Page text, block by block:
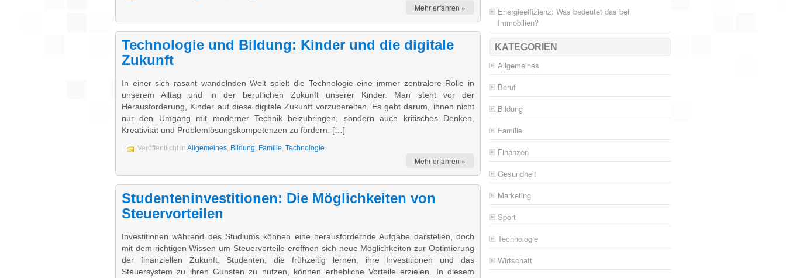
Mehr erfahren »
Technologie und Bildung: Kinder und die digitale
Zukunft
In einer sich rasant wandelnden Welt spielt die Technologie eine immer zentralere Rolle in
unserem Alltag und in der beruflichen Zukunft unserer Kinder. Man steht vor der
Herausforderung, Kinder auf diese digitale Zukunft vorzubereiten. Es geht darum, ihnen nicht
nur den Umgang mit moderner Technik beizubringen, sondern auch kritisches Denken,
Kreativität und Problemlösungskompetenzen zu fördern. […]
Veröffentlicht in Allgemeines, Bildung, Familie, Technologie
Mehr erfahren »
Studenteninvestitionen: Die Möglichkeiten von
Steuervorteilen
Investitionen während des Studiums können eine herausfordernde Aufgabe darstellen, doch
mit dem richtigen Wissen um Steuervorteile eröffnen sich neue Möglichkeiten zur Optimierung
der finanziellen Zukunft. Studenten, die frühzeitig lernen, ihre Investitionen und das
Steuersystem zu ihren Gunsten zu nutzen, können erhebliche Vorteile erzielen. In diesem
Energieeffizienz: Was bedeutet das bei
Immobilien?
KATEGORIEN
Allgemeines
Beruf
Bildung
Familie
Finanzen
Gesundheit
Marketing
Sport
Technologie
Wirtschaft